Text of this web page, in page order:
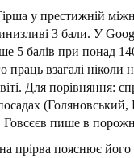
у престижній
3 бали. У
5 балів при понад
праць взагалі
Для порівняння:
Говсєєв пише в
прірва пояснює